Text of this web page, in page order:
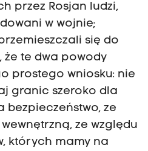
przez Rosjan ludzi,
w wojnie;
się do
że te dwa powody
prostego wniosku: nie
granic szeroko dla
bezpieczeństwo, ze
ze względu
których mamy na